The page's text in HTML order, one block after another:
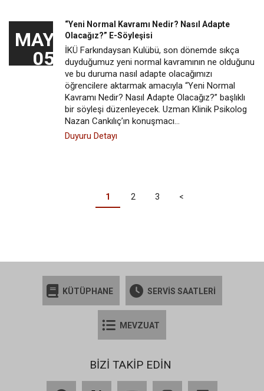
MAY
05
“Yeni Normal Kavramı Nedir? Nasıl Adapte
Olacağız?” E-Söyleşisi
İKÜ Farkındaysan Kulübü, son dönemde sıkça
duyduğumuz yeni normal kavramının ne olduğunu
ve bu duruma nasıl adapte olacağımızı
öğrencilere aktarmak amacıyla “Yeni Normal
Kavramı Nedir? Nasıl Adapte Olacağız?” başlıklı
bir söyleşi düzenleyecek. Uzman Klinik Psikolog
Nazan Cankılıç’ın konuşmacı…
Duyuru Detayı
Şu
an
1 Page
2 Page
3
Sonraki
<
KÜTÜPHANE SERVİS SAATLERİ
MEVZUAT
BİZİ TAKİP EDİN